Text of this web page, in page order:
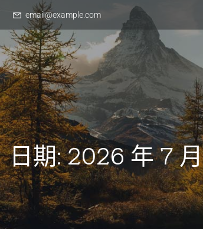
email@example.com
日期:2026 年 7